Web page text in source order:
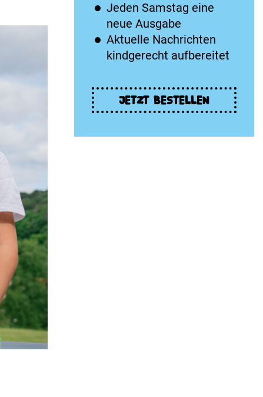
Jeden Samstag eine
neue Ausgabe
Aktuelle Nachrichten
kindgerecht aufbereitet
JETZT BESTELLEN